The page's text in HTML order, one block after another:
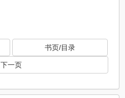
书页/目录
下一页